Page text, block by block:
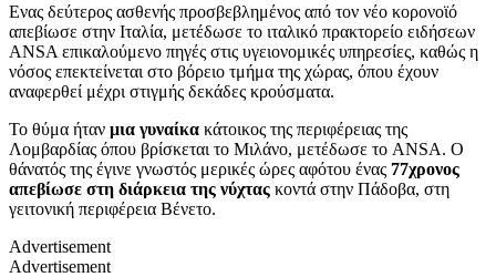
Ενας δεύτερος ασθενής προσβεβλημένος από τον νέο κορονοϊό
απεβίωσε στην Ιταλία, μετέδωσε το ιταλικό πρακτορείο ειδήσεων
ANSA επικαλούμενο πηγές στις υγειονομικές υπηρεσίες, καθώς η
νόσος επεκτείνεται στο βόρειο τμήμα της χώρας, όπου έχουν
αναφερθεί μέχρι στιγμής δεκάδες κρούσματα.
Το θύμα ήταν μια γυναίκα κάτοικος της περιφέρειας της
Λομβαρδίας όπου βρίσκεται το Μιλάνο, μετέδωσε το ANSA. Ο
θάνατός της έγινε γνωστός μερικές ώρες αφότου ένας 77χρονος
απεβίωσε στη διάρκεια της νύχτας κοντά στην Πάδοβα, στη
γειτονική περιφέρεια Βένετο.
Advertisement
Advertisement